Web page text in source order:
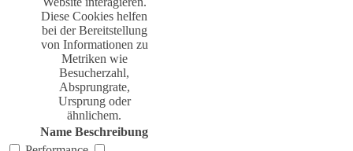
Diese Cookies helfen
bei der Bereitstellung
von Informationen zu
Metriken wie
Besucherzahl,
Absprungrate,
Ursprung oder
ähnlichem.
Name Beschreibung